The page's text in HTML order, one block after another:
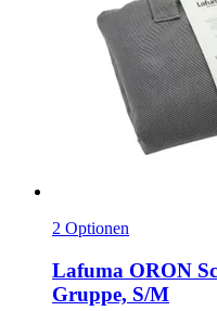
2 Optionen
Lafuma ORON
Gruppe, S/M